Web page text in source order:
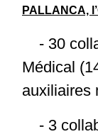
PALLANCA,
- 30
Médical
auxiliaires
- 3